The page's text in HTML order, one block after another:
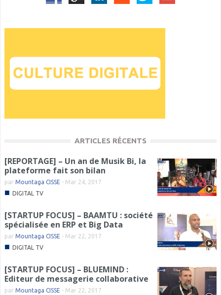
ARTICLES RÉCENTS
[REPORTAGE] – Un an de Musik Bi, la
plateforme fait son bilan
par Mountaga CISSE - Mar 24, 2017
■ DIGITAL TV
[STARTUP FOCUS] – BAAMTU : société
spécialisée en ERP et Big Data
par Mountaga CISSE - Mar 22, 2017
■ DIGITAL TV
[STARTUP FOCUS] – BLUEMIND :
Editeur de messagerie collaborative
par Mountaga CISSE - Mar 22, 2017